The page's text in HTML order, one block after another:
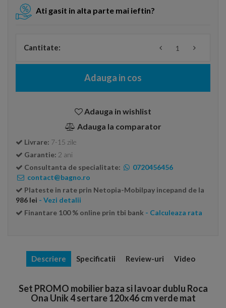
Ati gasit in alta parte mai ieftin?
Cantitate:
Adauga in cos
Adauga in wishlist
Adauga la comparator
Livrare: 7-15 zile
Garantie: 2 ani
Consultanta de specialitate:
0720456456
contact@bagno.ro
Plateste in rate prin Netopia-Mobilpay incepand de la
986 lei - Vezi detalii
Finantare 100 % online prin tbi bank - Calculeaza rata
Descriere Specificatii Review-uri Video
Set PROMO mobilier baza si lavoar dublu Roca
Ona Unik 4 sertare 120x46 cm verde mat